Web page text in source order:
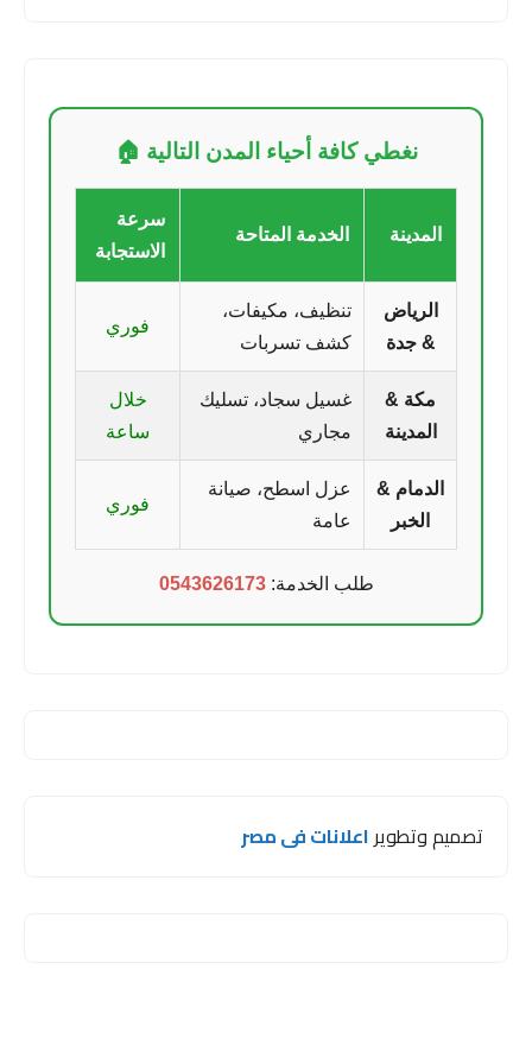
نغطي كافة أحياء المدن التالية 🏠
المدينة الخدمة المتاحة
سرعة
الاستجابة
الرياض
& جدة
تنظيف، مكيفات،
كشف تسربات
فوري
مكة &
المدينة
غسيل سجاد، تسليك
مجاري
خلال
ساعة
الدمام &
الخبر
عزل اسطح، صيانة
عامة
فوري
طلب الخدمة:0543626173
تصميم وتطويراعلانات فى مصر